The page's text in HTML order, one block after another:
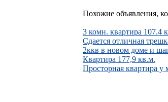
Похожие объявления,
3 комн. квартира 107.4
Сдается отличная
2ккв в новом доме и
Квартира 177,9 кв.м.
Просторная квартира